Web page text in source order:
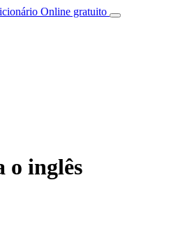
Online gratuito
o inglês